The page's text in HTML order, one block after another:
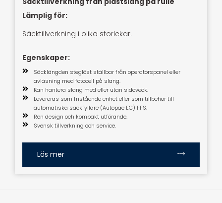
Lämplig för:
Säcktillverkning i olika storlekar.
Egenskaper:
Säcklängden steglöst ställbar från operatörspanel eller
avläsning med fotocell på slang.
Kan hantera slang med eller utan sidoveck.
Levereras som fristående enhet eller som tillbehör till
automatiska säckfyllare (Autopac EC) FFS.
Ren design och kompakt utförande.
Svensk tillverkning och service.
Läs mer